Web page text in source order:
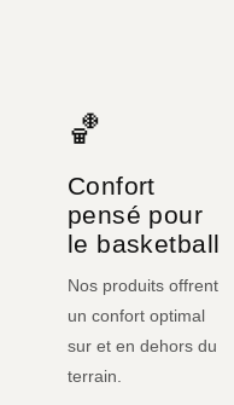
🏀
Confort
pensé pour
le basketball
Nos produits offrent
un confort optimal
sur et en dehors du
terrain.